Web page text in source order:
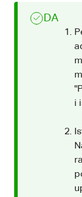
DA
i